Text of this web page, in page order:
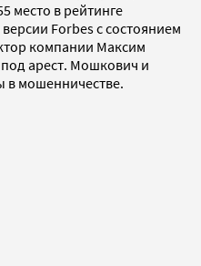
место в рейтинге
Forbes с состоянием
компании Максим
под арест. Мошкович и
в мошенничестве.